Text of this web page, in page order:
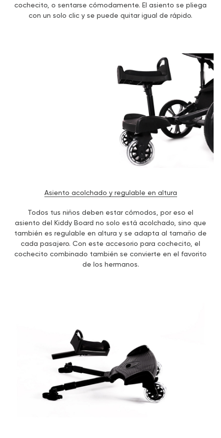
cochecito, o sentarse cómodamente. El asiento se pliega
con un solo clic y se puede quitar igual de rápido.
Asiento acolchado y regulable en altura
Todos tus niños deben estar cómodos, por eso el
asiento del Kiddy Board no solo está acolchado, sino que
también es regulable en altura y se adapta al tamaño de
cada pasajero. Con este accesorio para cochecito, el
cochecito combinado también se convierte en el favorito
de los hermanos.